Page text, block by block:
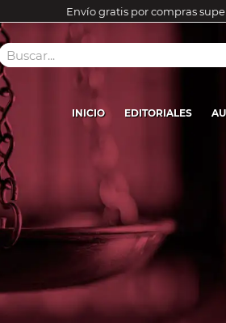
Envío gratis por compras
INICIO EDITORIALES